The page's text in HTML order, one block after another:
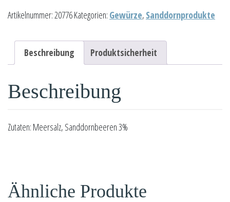
Menge
Artikelnummer:20776Kategorien: Gewürze, Sanddornprodukte
Beschreibung Produktsicherheit
Beschreibung
Zutaten: Meersalz, Sanddornbeeren 3%
Ähnliche Produkte